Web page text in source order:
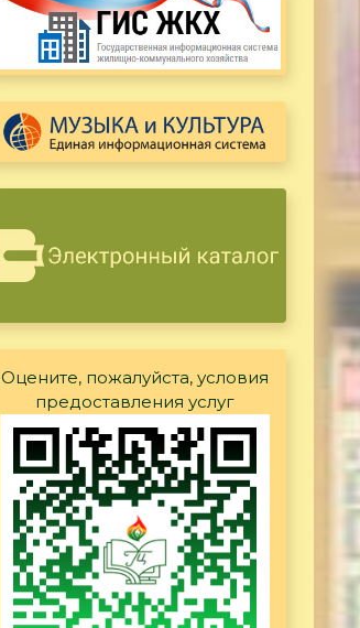
Оцените, пожалуйста, условия
предоставления услуг